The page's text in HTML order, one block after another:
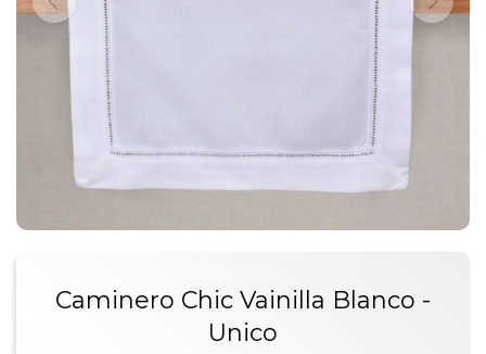
Caminero Chic Vainilla Blanco -
Unico